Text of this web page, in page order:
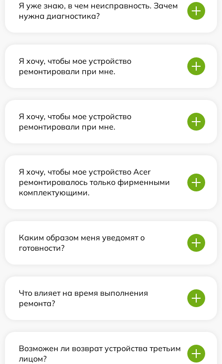
Я уже знаю, в чем неисправность. Зачем
нужна диагностика?
Я хочу, чтобы мое устройство
ремонтировали при мне.
Я хочу, чтобы мое устройство
ремонтировали при мне.
Я хочу, чтобы мое устройство Acer
ремонтировалось только фирменными
комплектующими.
Каким образом меня уведомят о
готовности?
Что влияет на время выполнения
ремонта?
Возможен ли возврат устройства третьим
лицом?